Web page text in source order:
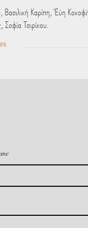
Καρίπη, Έύη
Τσιρίκου.